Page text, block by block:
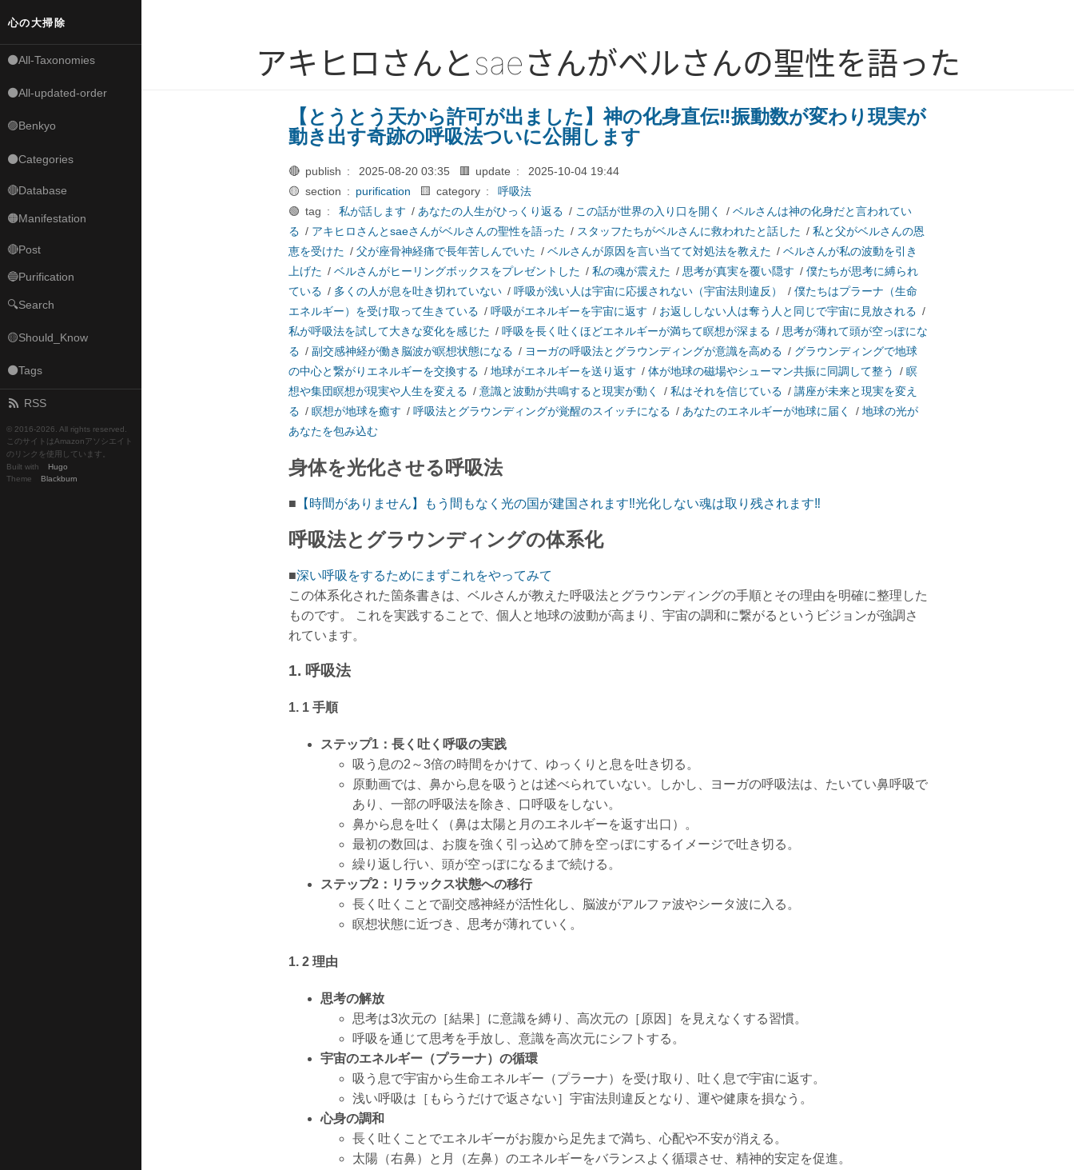
心の大掃除
⚫All-Taxonomies
⚫All-updated-order
🟣Benkyo
⚫Categories
🔴Database
🟠Manifestation
🔴Post
🔵Purification
🔍Search
🟡Should_Know
⚫Tags
RSS
© 2016-2026. All rights reserved.
このサイトはAmazonアソシエイト
のリンクを使用しています。
Built with
Hugo
Theme
Blackburn
アキヒロさんとsaeさんがベルさんの聖性を語った
【とうとう天から許可が出ました】神の化身直伝‼振動数が変わり現実が
動き出す奇跡の呼吸法ついに公開します
🔴 publish : 2025-08-20 03:35 🟥 update :
2025-10-04 19:44
🟡 section : purification 🟨 category :
呼吸法
🟢 tag :
私が話します / あなたの人生がひっくり返る / この話が世界の入り口を開く / ベルさんは神の化身だと言われてい
る / アキヒロさんとsaeさんがベルさんの聖性を語った / スタッフたちがベルさんに救われたと話した / 私と父がベルさんの恩
恵を受けた / 父が座骨神経痛で長年苦しんでいた / ベルさんが原因を言い当てて対処法を教えた / ベルさんが私の波動を引き
上げた / ベルさんがヒーリングボックスをプレゼントした / 私の魂が震えた / 思考が真実を覆い隠す / 僕たちが思考に縛られ
ている / 多くの人が息を吐き切れていない/ 呼吸が浅い人は宇宙に応援されない（宇宙法則違反） / 僕たちはプラーナ（生命
エネルギー）を受け取って生きている / 呼吸がエネルギーを宇宙に返す / お返ししない人は奪う人と同じで宇宙に見放される /
私が呼吸法を試して大きな変化を感じた / 呼吸を長く吐くほどエネルギーが満ちて瞑想が深まる / 思考が薄れて頭が空っぽにな
る / 副交感神経が働き脳波が瞑想状態になる / ヨーガの呼吸法とグラウンディングが意識を高める / グラウンディングで地球
の中心と繋がりエネルギーを交換する / 地球がエネルギーを送り返す / 体が地球の磁場やシューマン共振に同調して整う / 瞑
想や集団瞑想が現実や人生を変える / 意識と波動が共鳴すると現実が動く / 私はそれを信じている / 講座が未来と現実を変え
る / 瞑想が地球を癒す / 呼吸法とグラウンディングが覚醒のスイッチになる / あなたのエネルギーが地球に届く / 地球の光が
あなたを包み込む
身体を光化させる呼吸法
■ 【時間がありません】もう間もなく光の国が建国されます‼光化しない魂は取り残されます‼
呼吸法とグラウンディングの体系化
■深い呼吸をするためにまずこれをやってみて
この体系化された箇条書きは、ベルさんが教えた呼吸法とグラウンディングの手順とその理由を明確に整理した
ものです。 これを実践することで、個人と地球の波動が高まり、宇宙の調和に繋がるというビジョンが強調さ
れています。
1. 呼吸法
1. 1 手順
ステップ1：長く吐く呼吸の実践
吸う息の2～3倍の時間をかけて、ゆっくりと息を吐き切る。
原動画では、鼻から息を吸うとは述べられていない。しかし、ヨーガの呼吸法は、たいてい鼻呼吸で
あり、一部の呼吸法を除き、口呼吸をしない。
鼻から息を吐く（鼻は太陽と月のエネルギーを返す出口）。
最初の数回は、お腹を強く引っ込めて肺を空っぽにするイメージで吐き切る。
繰り返し行い、頭が空っぽになるまで続ける。
ステップ2：リラックス状態への移行
長く吐くことで副交感神経が活性化し、脳波がアルファ波やシータ波に入る。
瞑想状態に近づき、思考が薄れていく。
1. 2 理由
思考の解放
思考は3次元の［結果］に意識を縛り、高次元の［原因］を見えなくする習慣。
呼吸を通じて思考を手放し、意識を高次元にシフトする。
宇宙のエネルギー（プラーナ）の循環
吸う息で宇宙から生命エネルギー（プラーナ）を受け取り、吐く息で宇宙に返す。
浅い呼吸は［もらうだけで返さない］宇宙法則違反となり、運や健康を損なう。
心身の調和
長く吐くことでエネルギーがお腹から足先まで満ち、心配や不安が消える。
太陽（右鼻）と月（左鼻）のエネルギーをバランスよく循環させ、精神的安定を促進。